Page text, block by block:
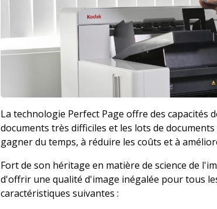
La technologie Perfect Page offre des
documents très difficiles et les lots de
gagner du temps, à réduire les coûts et à
Fort de son héritage en matière de science de
d'offrir une qualité d'image inégalée pour tous
caractéristiques suivantes :